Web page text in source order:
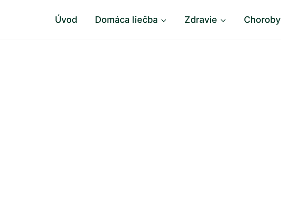
Úvod Domáca liečba Zdravie Choroby